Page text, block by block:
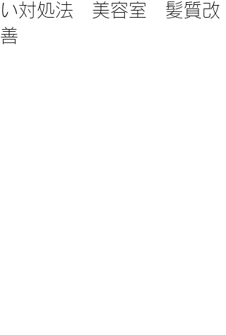
い対処法 美容室 髪質改
善